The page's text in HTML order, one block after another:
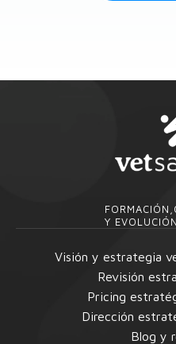
Y
Visión y estrategia
Revisión
Pricing
Dirección
Blog y